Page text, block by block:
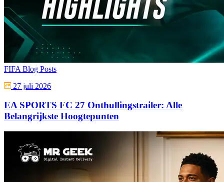
FIFA Blog Posts
27 juli 2026
EA SPORTS FC 27 Onthullingstrailer: Alle
Belangrijkste Hoogtepunten